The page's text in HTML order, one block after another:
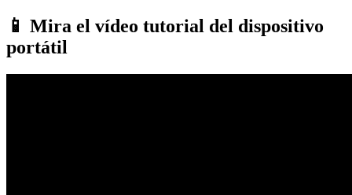
📱 Mira el vídeo tutorial del dispositivo
portátil